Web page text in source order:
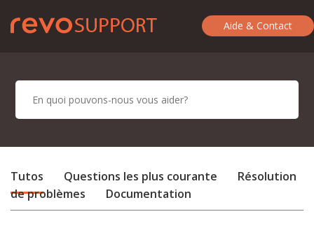
Aide & Contact
Tutos Questions les plus courante
Résolution
de problèmes
Documentation